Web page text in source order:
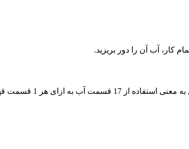
آب آن را دور بریزید.
با اکثر روش‌های دم